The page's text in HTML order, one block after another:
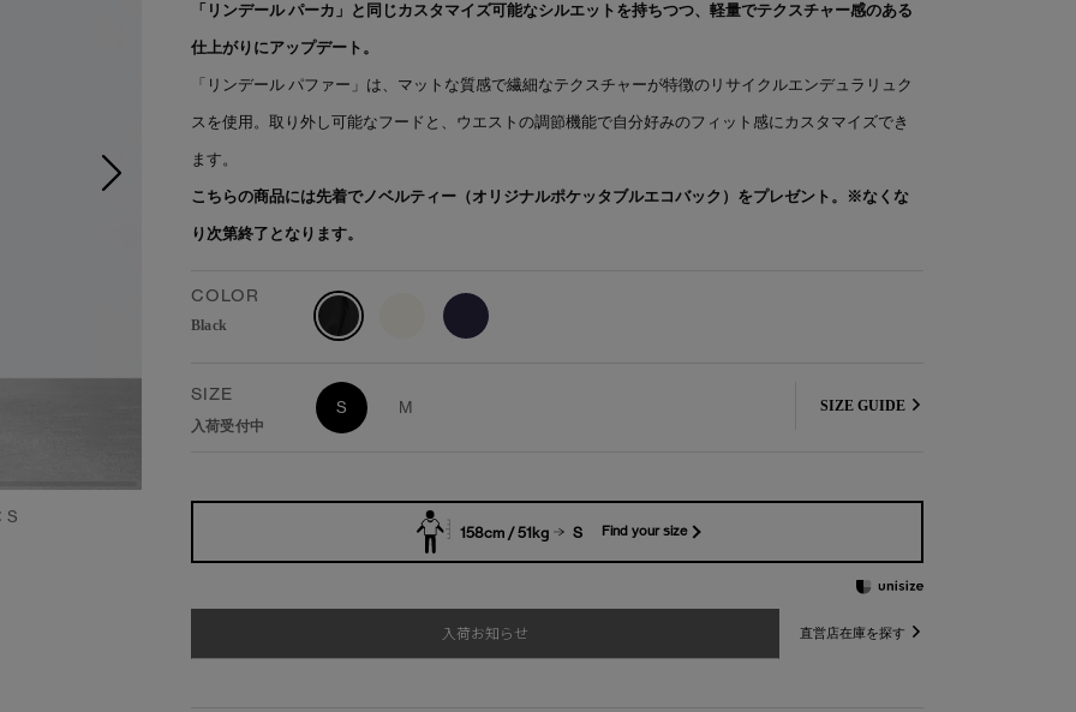
S
「リンデール パーカ」と同じカスタマイズ可能なシルエットを持ちつつ、軽量でテクスチャー感のある
仕上がりにアップデート。
「リンデール パファー」は、マットな質感で繊細なテクスチャーが特徴のリサイクルエンデュラリュク
スを使用。取り外し可能なフードと、ウエストの調節機能で自分好みのフィット感にカスタマイズでき
ます。
こちらの商品には先着でノベルティー（オリジナルポケッタブルエコバック）をプレゼント。※なくな
り次第終了となります。
COLOR
Black
SIZE
入荷受付中
S M SIZE GUIDE
158cm / 51kg S Find your size
入荷お知らせ 直営店在庫を探す